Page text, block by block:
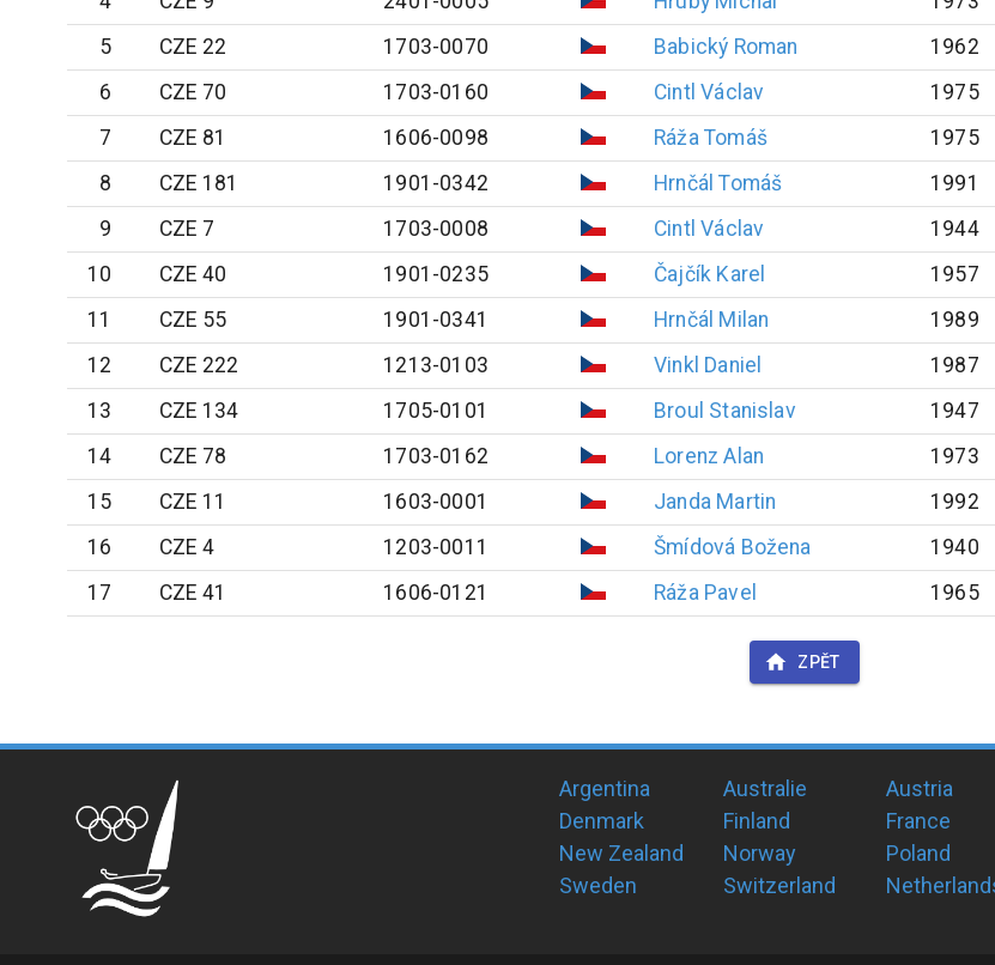
5
CZE 22 1703-0070 Babický Roman 1962
6
CZE 70 1703-0160 Cintl Václav 1975
7
CZE 81 1606-0098 Ráža Tomáš 1975
8
CZE 181 1901-0342 Hrnčál Tomáš 1991
9
CZE 7 1703-0008 Cintl Václav 1944
10
CZE 40 1901-0235 Čajčík Karel 1957
11
CZE 55 1901-0341 Hrnčál Milan 1989
12
CZE 222 1213-0103 Vinkl Daniel 1987
13
CZE 134 1705-0101 Broul Stanislav 1947
14
CZE 78 1703-0162 Lorenz Alan 1973
15
CZE 11 1603-0001 Janda Martin 1992
16
CZE 4 1203-0011 Šmídová Božena 1940
17
CZE 41 1606-0121 Ráža Pavel 1965
ZPĚT
Argentina Australie Austria
Denmark
Finland France
New Zealand
Norway Poland
Sweden
Switzerland